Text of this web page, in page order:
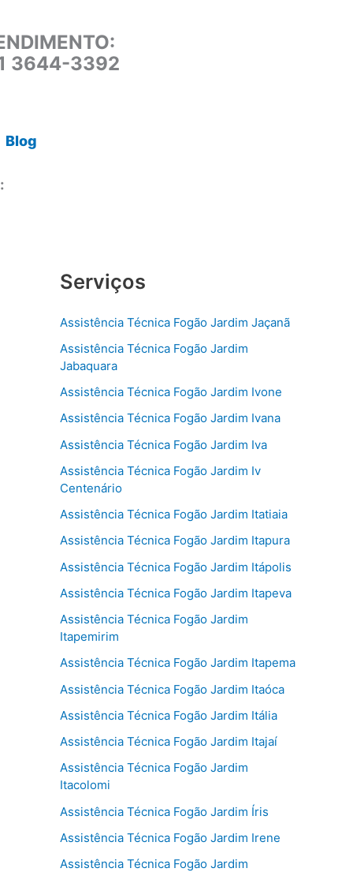
3644-3392
Blog
Serviços
Assistência Técnica Fogão Jardim Jaçanã
Assistência Técnica Fogão Jardim
Jabaquara
Assistência Técnica Fogão Jardim Ivone
Assistência Técnica Fogão Jardim Ivana
Assistência Técnica Fogão Jardim Iva
Assistência Técnica Fogão Jardim Iv
Centenário
Assistência Técnica Fogão Jardim Itatiaia
Assistência Técnica Fogão Jardim Itapura
Assistência Técnica Fogão Jardim Itápolis
Assistência Técnica Fogão Jardim Itapeva
Assistência Técnica Fogão Jardim
Itapemirim
Assistência Técnica Fogão Jardim Itapema
Assistência Técnica Fogão Jardim Itaóca
Assistência Técnica Fogão Jardim Itália
Assistência Técnica Fogão Jardim Itajaí
Assistência Técnica Fogão Jardim
Itacolomi
Assistência Técnica Fogão Jardim Íris
Assistência Técnica Fogão Jardim Irene
Assistência Técnica Fogão Jardim